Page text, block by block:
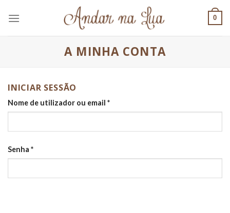
0
A MINHA CONTA
INICIAR SESSÃO
Nome de utilizador ou email *
Senha *